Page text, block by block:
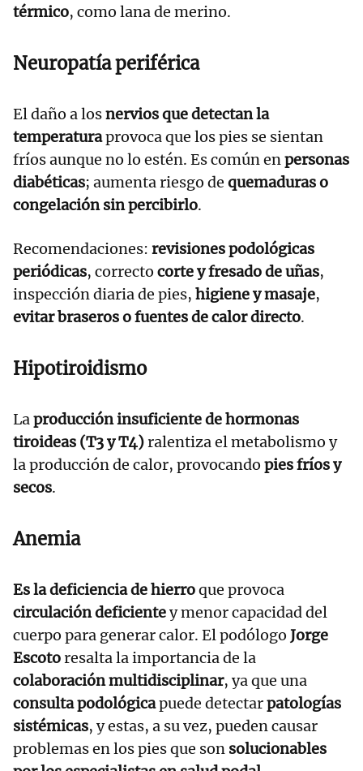
térmico, como lana de merino.
Neuropatía periférica
El daño a losnervios que detectan la
temperaturaprovoca que los pies se sientan
fríos aunque no lo estén. Es común enpersonas
diabéticas; aumenta riesgo de quemaduras o
congelación sin percibirlo.
Recomendaciones: revisiones podológicas
periódicas, correcto corte y fresado de uñas,
inspección diaria de pies, higiene y masaje,
evitar braseros o fuentes de calor directo.
Hipotiroidismo
Laproducción insuficiente de hormonas
tiroideas (T3 y T4)ralentiza el metabolismo y
la producción de calor, provocando piesfríos y
secos.
Anemia
Es la deficiencia de hierroque provoca
circulación deficientey menor capacidad del
cuerpo para generar calor. El podólogo Jorge
Escotoresalta la importancia de la
colaboración multidisciplinar, ya que una
consulta podológicapuede detectarpatologías
sistémicas, y estas, a su vez, pueden causar
problemas en los pies que son solucionables